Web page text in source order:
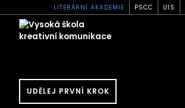
LITERÁRNÍ AKADEMIE PSCC UIS
UDĚLEJ PRVNÍ KROK